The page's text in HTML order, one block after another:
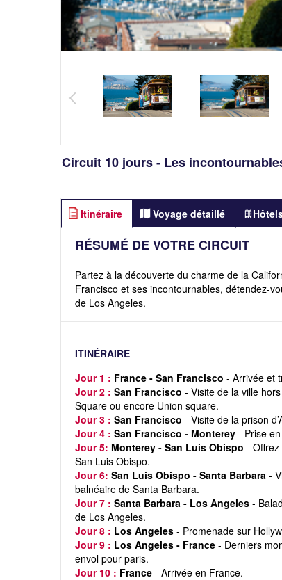
Circuit 10 jours - Les
Itinéraire Voyage détaillé
RÉSUMÉ DE VOTRE CIRCUIT
Partez à la découverte du charme de la
Francisco et ses incontournables, détendez-
de Los Angeles.
ITINÉRAIRE
Jour 1 : France - San Francisco - Arrivée et
Jour 2 : San Francisco - Visite de la ville
Square ou encore Union square.
Jour 3 : San Francisco - Visite de la prison
Jour 4 : San Francisco - Monterey - Prise
Jour 5: Monterey - San Luis Obispo -
San Luis Obispo.
Jour 6: San Luis Obispo - Santa Barbara -
balnéaire de Santa Barbara.
Jour 7 : Santa Barbara - Los Angeles -
de Los Angeles.
Jour 8 : Los Angeles - Promenade sur
Jour 9 : Los Angeles - France - Derniers
envol pour paris.
Jour 10 : France - Arrivée en France.